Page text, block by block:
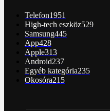
Telefon1951
High-tech eszköz529
Samsung445
App428
Apple313
Android237
Egyéb kategória235
Okosóra215